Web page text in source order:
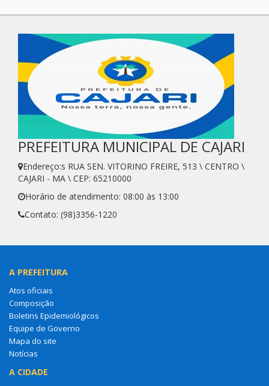
PREFEITURA MUNICIPAL DE CAJARI
Endereço:s RUA SEN. VITORINO FREIRE, 513 \ CENTRO \
CAJARI - MA \ CEP: 65210000
Horário de atendimento: 08:00 às 13:00
Contato: (98)3356-1220
A PREFEITURA
Atos oficiais
Composição
Boletins Epidemiológicos
Equipe de Governo
Mapa do site
Notícias
A CIDADE